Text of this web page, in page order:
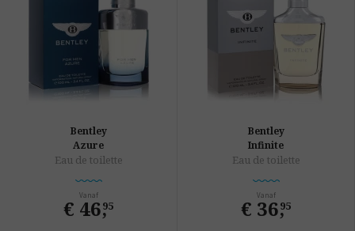
Bentley
Azure
Eau de toilette
Vanaf
€ 46,
95
Bentley
Infinite
Eau de toilette
Vanaf
€ 36,
95